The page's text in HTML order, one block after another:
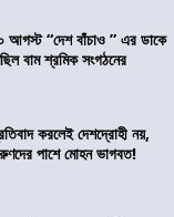
আগস্ট “দেশ বাঁচাও ” এর ডাকে
বাম শ্রমিক সংগঠনের
করলেই দেশদ্রোহী নয়,
পাশে মোহন ভাগবত!